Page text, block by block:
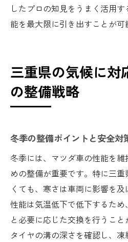
したプロの知見をうまく活用
能を最大限に引き出すことが可
三重県の気候に対
の整備戦略
冬季の整備ポイントと安全対
冬季には、マツダ車の性能を
めの整備が重要です。特に三
くても、寒さは車両に影響を
性能は気温低下で低下するた
と必要に応じた交換を行うこと
タイヤの溝の深さを確認し、